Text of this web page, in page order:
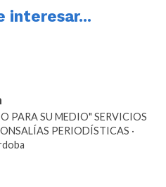
Botta, proveniente de
y Ramiro Ledesma,
del plantel, Nahuel
y Tomás Botta
Suñé y Tiago Tomatis
interesar...
PARA SU MEDIO" SERVICIOS
PERIODÍSTICAS ·